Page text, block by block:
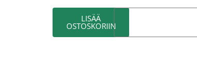
LISÄÄ
OSTOSKORIIN